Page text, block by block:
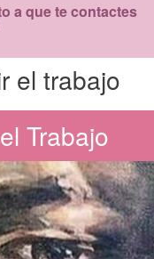
a que te contactes
el trabajo
Trabajo